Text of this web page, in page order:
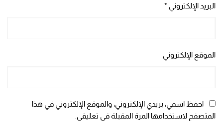
البريد الإلكتروني *
الموقع الإلكتروني
احفظ اسمي، بريدي الإلكتروني، والموقع الإلكتروني في هذا
المتصفح لاستخدامها المرة المقبلة في تعليقي.